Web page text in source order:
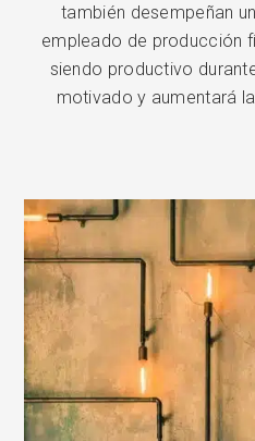
también desempeñan
empleado de producción
siendo productivo
motivado y aumentará